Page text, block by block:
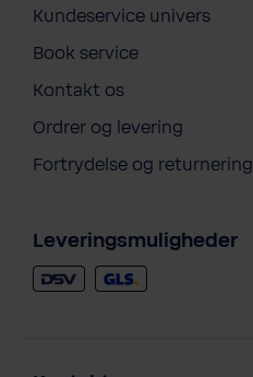
Kundeservice univers
Book service
Kontakt os
Ordrer og levering
Fortrydelse og returnering
Leveringsmuligheder